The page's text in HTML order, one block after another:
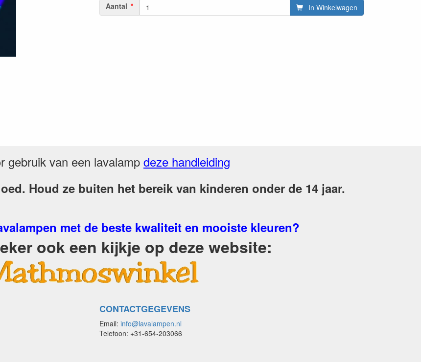
Aantal In Winkelwagen
gebruik van een lavalamp deze handleiding
Houd ze buiten het bereik van kinderen onder de 14 jaar.
met de beste kwaliteit en mooiste kleuren?
ook een kijkje op deze website:
CONTACTGEGEVENS
Email: info@lavalampen.nl
Telefoon: +31-654-203066